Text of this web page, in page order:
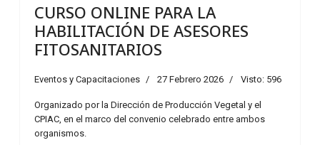
CURSO ONLINE PARA LA
HABILITACIÓN DE ASESORES
FITOSANITARIOS
Eventos y Capacitaciones 27 Febrero 2026 Visto: 596
Organizado por la Dirección de Producción Vegetal y el
CPIAC, en el marco del convenio celebrado entre ambos
organismos.